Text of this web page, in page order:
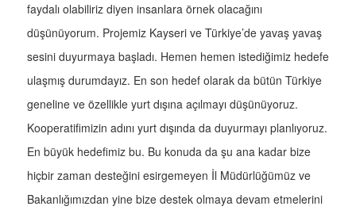
faydalı olabiliriz diyen insanlara örnek olacağını
düşünüyorum. Projemiz Kayseri ve Türkiye’de yavaş yavaş
sesini duyurmaya başladı. Hemen hemen istediğimiz hedefe
ulaşmış durumdayız. En son hedef olarak da bütün Türkiye
geneline ve özellikle yurt dışına açılmayı düşünüyoruz.
Kooperatifimizin adını yurt dışında da duyurmayı planlıyoruz.
En büyük hedefimiz bu. Bu konuda da şu ana kadar bize
hiçbir zaman desteğini esirgemeyen İl Müdürlüğümüz ve
Bakanlığımızdan yine bize destek olmaya devam etmelerini